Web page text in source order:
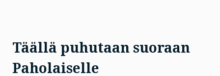
Täällä puhutaan suoraan
Paholaiselle